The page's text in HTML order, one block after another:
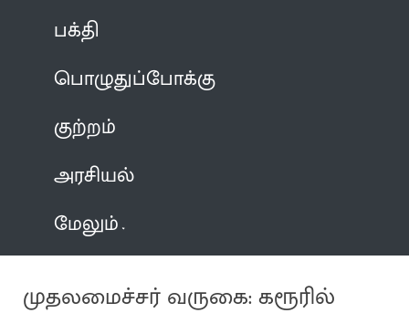
பக்தி
பொழுதுப்போக்கு
குற்றம்
அரசியல்
மேலும்
முதலமைச்சர் வருகை: கரூரில்